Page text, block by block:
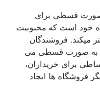
صورت قسطی برای
خود است که محبوبیت
میکند. فروشندگان
به صورت قسطی می
برای خریداران،
فروشگاه ها ایجاد